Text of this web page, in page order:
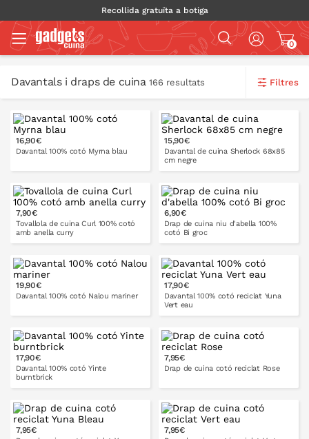
Recollida gratuïta a botiga
0
Davantals i draps de cuina166 resultats Filtres
16,90€
Davantal 100% cotó Myrna blau
A LA CISTELLA
15,90€
Davantal de cuina Sherlock 68x85
cm negre
A LA CISTELLA
7,90€
Tovallola de cuina Curl 100% cotó
amb anella curry
A LA CISTELLA
6,90€
Drap de cuina niu d'abella 100%
cotó Bi groc
A LA CISTELLA
19,90€
Davantal 100% cotó Nalou mariner
A LA CISTELLA
17,90€
Davantal 100% cotó reciclat Yuna
Vert eau
A LA CISTELLA
17,90€
Davantal 100% cotó Yinte
burntbrick
A LA CISTELLA
7,95€
Drap de cuina cotó reciclat Rose
A LA CISTELLA
7,95€ 7,95€